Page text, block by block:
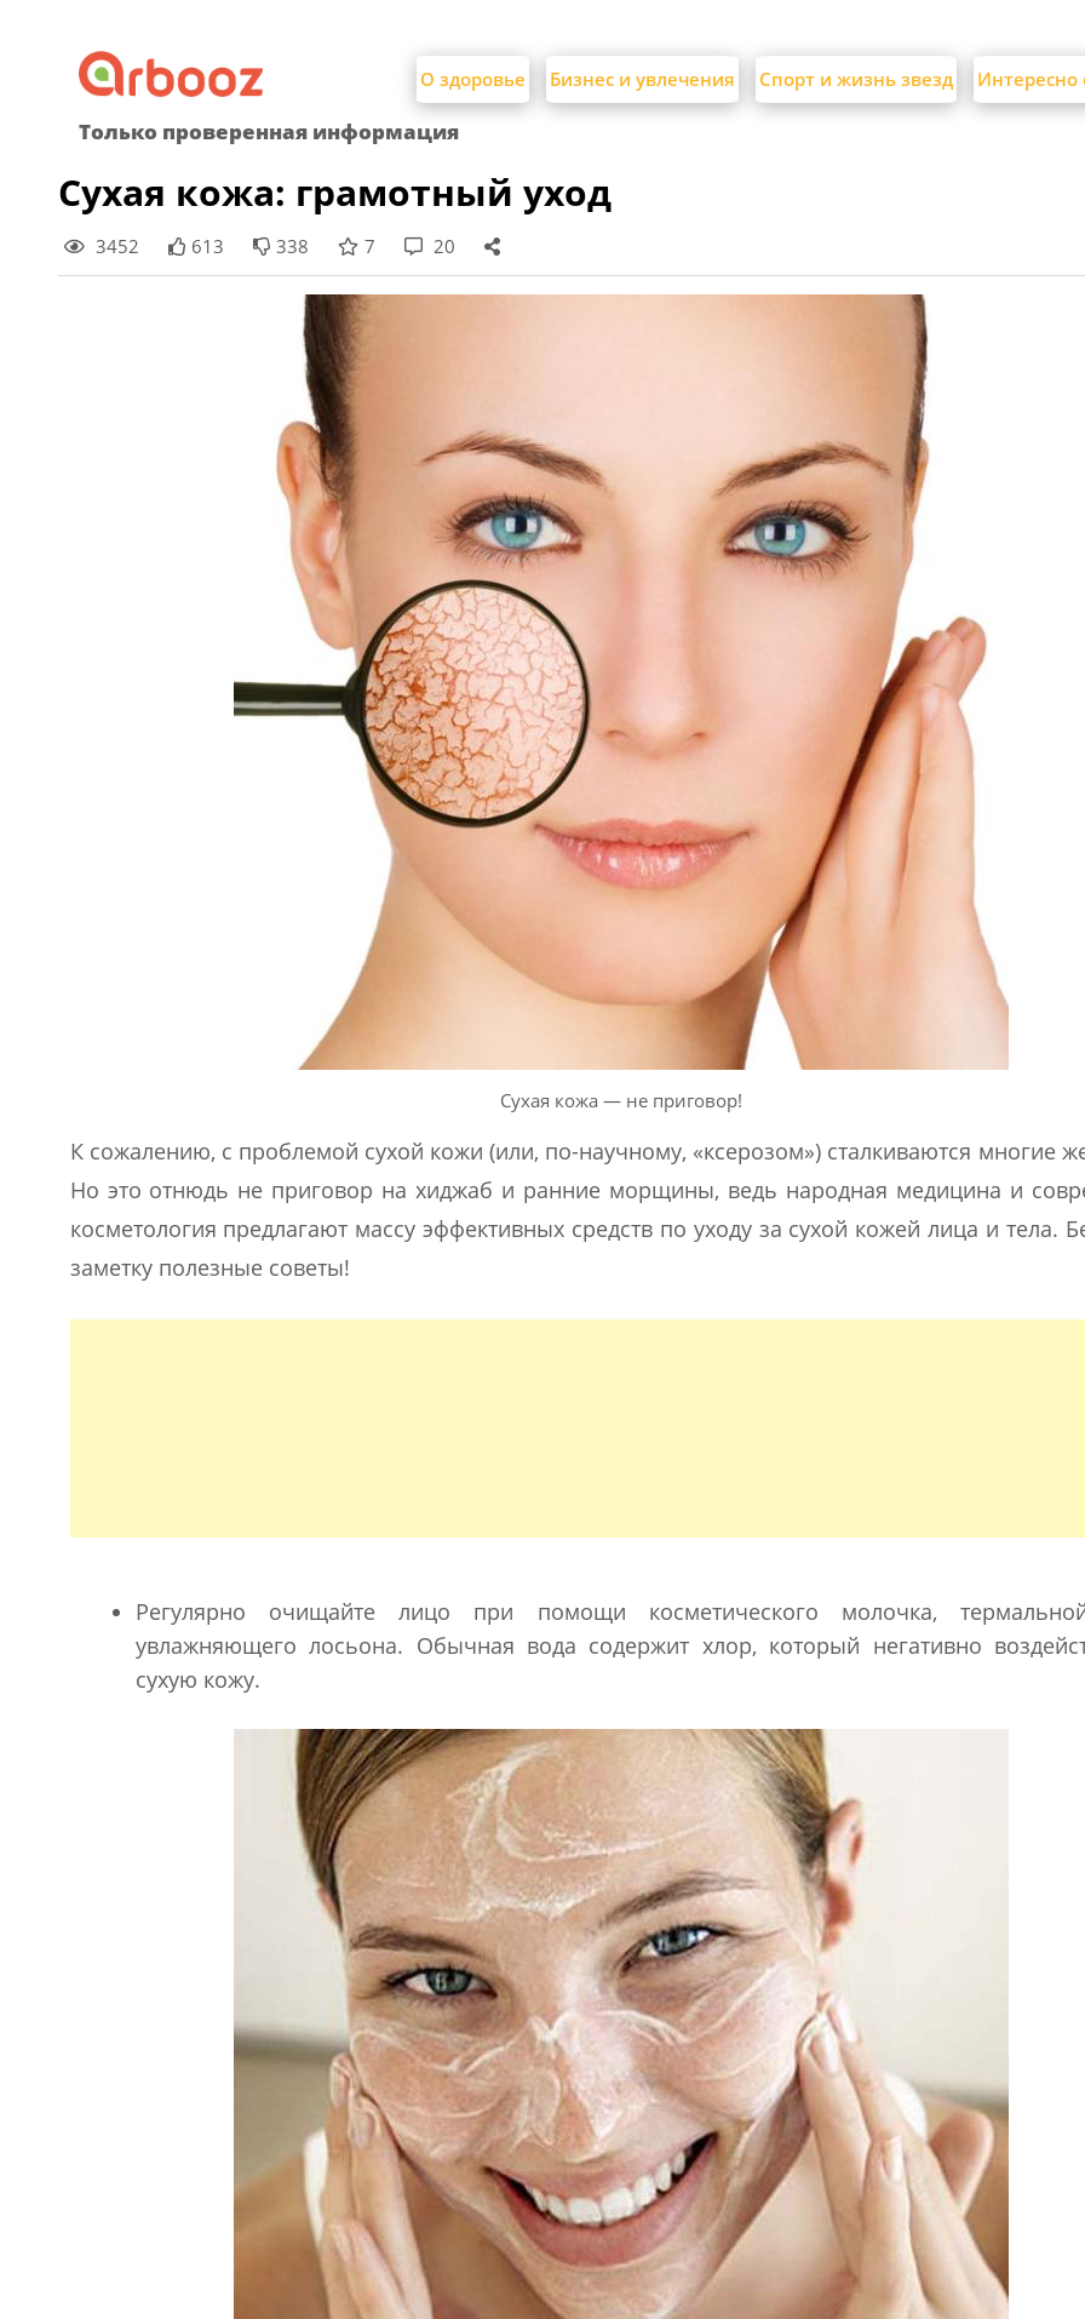
content
О здоровье Бизнес и увлечения Спорт и жизнь звезд
Только проверенная информация
Сухая кожа: грамотный уход
3452 613 338 7 20
Сухая кожа — не приговор!
К сожалению, с проблемой сухой кожи (или, по-научному, «ксерозом») сталкиваются многие
Но это отнюдь не приговор на хиджаб и ранние морщины, ведь народная медицина и
косметология предлагают массу эффективных средств по уходу за сухой кожей лица и тела.
заметку полезные советы!
Регулярно очищайте лицо при помощи косметического молочка,
увлажняющего лосьона. Обычная вода содержит хлор, который негативно
сухую кожу.